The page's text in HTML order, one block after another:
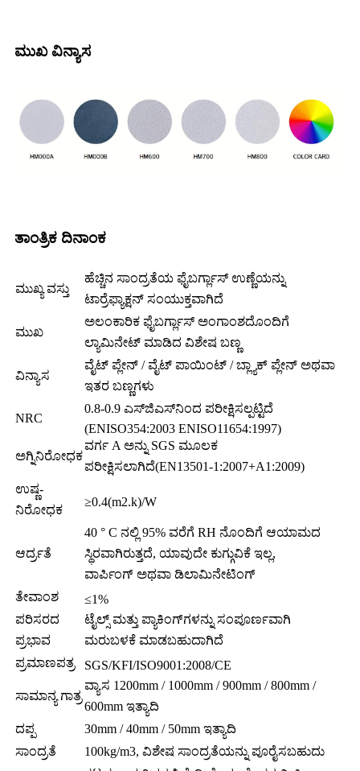
ಮುಖ ವಿನ್ಯಾಸ
ತಾಂತ್ರಿಕ ದಿನಾಂಕ
ಮುಖ್ಯ ವಸ್ತು
ಹೆಚ್ಚಿನ ಸಾಂದ್ರತೆಯ ಫೈಬರ್ಗ್ಲಾಸ್ ಉಣ್ಣೆಯನ್ನು
ಟಾರ್ರೆಫ್ಯಾಕ್ಷನ್ ಸಂಯುಕ್ತವಾಗಿದೆ
ಮುಖ
ಅಲಂಕಾರಿಕ ಫೈಬರ್ಗ್ಲಾಸ್ ಅಂಗಾಂಶದೊಂದಿಗೆ
ಲ್ಯಾಮಿನೇಟ್ ಮಾಡಿದ ವಿಶೇಷ ಬಣ್ಣ
ವಿನ್ಯಾಸ
ವೈಟ್ ಪ್ಲೇನ್ / ವೈಟ್ ಪಾಯಿಂಟ್ / ಬ್ಲ್ಯಾಕ್ ಪ್ಲೇನ್ ಅಥವಾ
ಇತರ ಬಣ್ಣಗಳು
NRC
0.8-0.9 ಎಸ್‌ಜಿಎಸ್‌ನಿಂದ ಪರೀಕ್ಷಿಸಲ್ಪಟ್ಟಿದೆ
(ENISO354:2003 ENISO11654:1997)
ಅಗ್ನಿನಿರೋಧಕ
ವರ್ಗ A ಅನ್ನು SGS ಮೂಲಕ
ಪರೀಕ್ಷಿಸಲಾಗಿದೆ(EN13501-1:2007+A1:2009)
ಉಷ್ಣ-
ನಿರೋಧಕ
≥0.4(m2.k)/W
ಆರ್ದ್ರತೆ
40 ° C ನಲ್ಲಿ 95% ವರೆಗೆ RH ನೊಂದಿಗೆ ಆಯಾಮದ
ಸ್ಥಿರವಾಗಿರುತ್ತದೆ, ಯಾವುದೇ ಕುಗ್ಗುವಿಕೆ ಇಲ್ಲ,
ವಾರ್ಪಿಂಗ್ ಅಥವಾ ಡಿಲಾಮಿನೇಟಿಂಗ್
ತೇವಾಂಶ
≤1%
ಪರಿಸರದ
ಪ್ರಭಾವ
ಟೈಲ್ಸ್ ಮತ್ತು ಪ್ಯಾಕಿಂಗ್‌ಗಳನ್ನು ಸಂಪೂರ್ಣವಾಗಿ
ಮರುಬಳಕೆ ಮಾಡಬಹುದಾಗಿದೆ
ಪ್ರಮಾಣಪತ್ರ
SGS/KFI/ISO9001:2008/CE
ಸಾಮಾನ್ಯ ಗಾತ್ರ
ವ್ಯಾಸ 1200mm / 1000mm / 900mm / 800mm /
600mm ಇತ್ಯಾದಿ
ದಪ್ಪ
30mm / 40mm / 50mm ಇತ್ಯಾದಿ
ಸಾಂದ್ರತೆ
100kg/m3, ವಿಶೇಷ ಸಾಂದ್ರತೆಯನ್ನು ಪೂರೈಸಬಹುದು